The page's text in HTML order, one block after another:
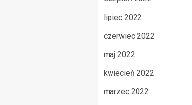
lipiec 2022
czerwiec 2022
maj 2022
kwiecień 2022
marzec 2022